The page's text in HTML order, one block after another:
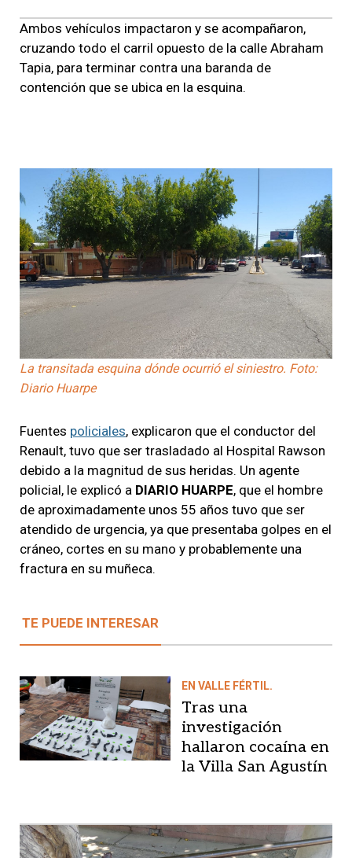
Ambos vehículos impactaron y se acompañaron,
cruzando todo el carril opuesto de la calle Abraham
Tapia, para terminar contra una baranda de
contención que se ubica en la esquina.
La transitada esquina dónde ocurrió el siniestro. Foto:
Diario Huarpe
Fuentes policiales, explicaron que el conductor del
Renault, tuvo que ser trasladado al Hospital Rawson
debido a la magnitud de sus heridas. Un agente
policial, le explicó a DIARIO HUARPE, que el hombre
de aproximadamente unos 55 años tuvo que ser
atendido de urgencia, ya que presentaba golpes en el
cráneo, cortes en su mano y probablemente una
fractura en su muñeca.
TE PUEDE INTERESAR
EN VALLE FÉRTIL.
Tras una
investigación
hallaron cocaína en
la Villa San Agustín